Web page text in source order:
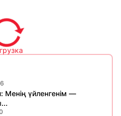
Менің үйленгенім —